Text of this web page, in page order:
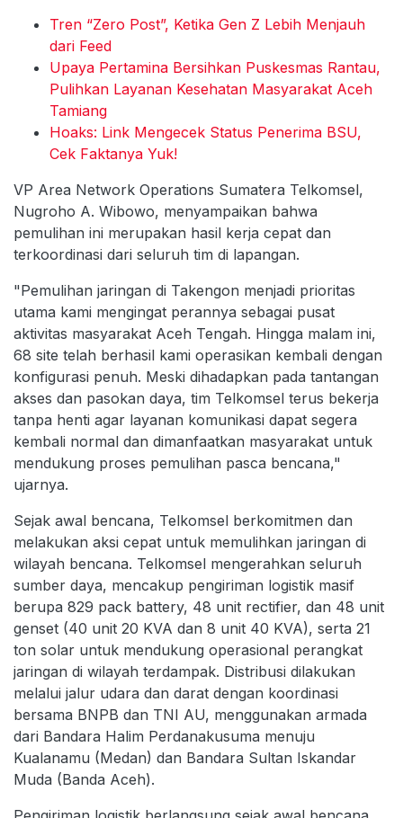
Tren “Zero Post”, Ketika Gen Z Lebih Menjauh
dari Feed
Upaya Pertamina Bersihkan Puskesmas Rantau,
Pulihkan Layanan Kesehatan Masyarakat Aceh
Tamiang
Hoaks: Link Mengecek Status Penerima BSU,
Cek Faktanya Yuk!
VP Area Network Operations Sumatera Telkomsel,
Nugroho A. Wibowo, menyampaikan bahwa
pemulihan ini merupakan hasil kerja cepat dan
terkoordinasi dari seluruh tim di lapangan.
"Pemulihan jaringan di Takengon menjadi prioritas
utama kami mengingat perannya sebagai pusat
aktivitas masyarakat Aceh Tengah. Hingga malam ini,
68 site telah berhasil kami operasikan kembali dengan
konfigurasi penuh. Meski dihadapkan pada tantangan
akses dan pasokan daya, tim Telkomsel terus bekerja
tanpa henti agar layanan komunikasi dapat segera
kembali normal dan dimanfaatkan masyarakat untuk
mendukung proses pemulihan pasca bencana,"
ujarnya.
Sejak awal bencana, Telkomsel berkomitmen dan
melakukan aksi cepat untuk memulihkan jaringan di
wilayah bencana. Telkomsel mengerahkan seluruh
sumber daya, mencakup pengiriman logistik masif
berupa 829 pack battery, 48 unit rectifier, dan 48 unit
genset (40 unit 20 KVA dan 8 unit 40 KVA), serta 21
ton solar untuk mendukung operasional perangkat
jaringan di wilayah terdampak. Distribusi dilakukan
melalui jalur udara dan darat dengan koordinasi
bersama BNPB dan TNI AU, menggunakan armada
dari Bandara Halim Perdanakusuma menuju
Kualanamu (Medan) dan Bandara Sultan Iskandar
Muda (Banda Aceh).